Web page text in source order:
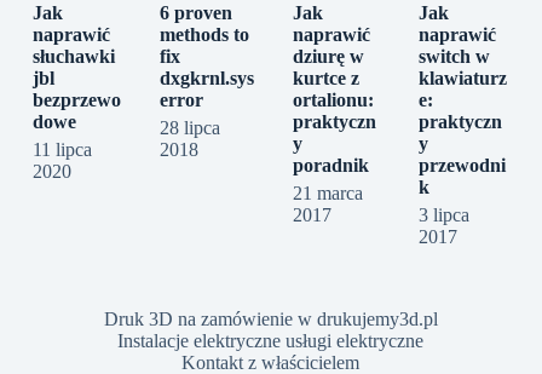
Jak
naprawić
słuchawki
jbl
bezprzewo
dowe
11 lipca
2020
6 proven
methods to
fix
dxgkrnl.sys
error
28 lipca
2018
Jak
naprawić
dziurę w
kurtce z
ortalionu:
praktyczn
y
poradnik
21 marca
2017
Jak
naprawić
switch w
klawiaturz
e:
praktyczn
y
przewodni
k
3 lipca
2017
Druk 3D na zamówienie w drukujemy3d.pl
Instalacje elektryczne usługi elektryczne
Kontakt z właścicielem